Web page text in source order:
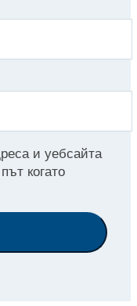
и уебсайта
когато